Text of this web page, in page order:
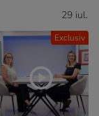
Exclusiv
29 iul.